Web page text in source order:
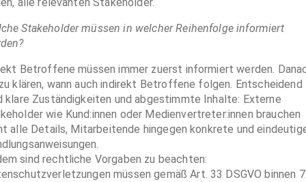
Stakeholder müssen in welcher Reihenfolge informiert
Betroffene müssen immer zuerst informiert werden.
klären, wann auch indirekt Betroffene folgen. Entscheidend
klare Zuständigkeiten und abgestimmte Inhalte: Externe
wie Kund:innen oder Medienvertreter:innen brauchen
alle Details, Mitarbeitende hingegen konkrete und
sind rechtliche Vorgaben zu beachten:
müssen gemäß Art. 33 DSGVO binnen